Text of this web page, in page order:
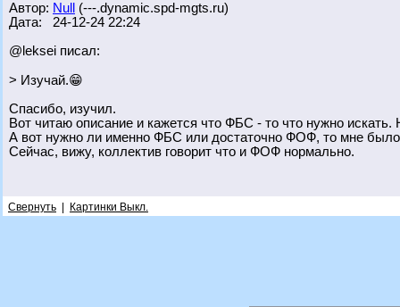
Автор: Null
(---.dynamic.spd-mgts.ru)
Дата: 24-12-24 22:24
@leksei писал:
> Изучай.😁
Спасибо, изучил.
Вот читаю описание и кажется что ФБС - то что нужно
А вот нужно ли именно ФБС или достаточно ФОФ, то мне было
Сейчас, вижу, коллектив говорит что и ФОФ нормально.
Свернуть Картинки Выкл.